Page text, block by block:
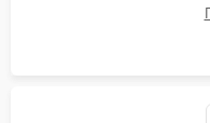
Сброс настроек и